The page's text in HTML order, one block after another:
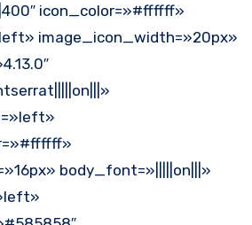
icon_color=»#ffffff»
image_icon_width=»20px»
body_font=»|||||on|||»